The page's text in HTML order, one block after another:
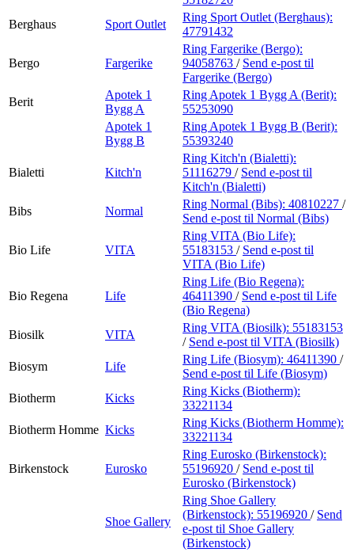
Berghaus
Sport Outlet
Ring Sport Outlet (Berghaus):
47791432
Bergo Fargerike
Ring Fargerike (Bergo):
94058763 / Send e-post til
Fargerike (Bergo)
Berit
Apotek 1
Bygg A
Ring Apotek 1 Bygg A (Berit):
55253090
Apotek 1
Bygg B
Ring Apotek 1 Bygg B (Berit):
55393240
Bialetti Kitch'n
Ring Kitch'n (Bialetti):
51116279 / Send e-post til
Kitch'n (Bialetti)
Bibs
Normal
Ring Normal (Bibs): 40810227 /
Send e-post til Normal (Bibs)
Bio Life VITA
Ring VITA (Bio Life):
55183153 / Send e-post til
VITA (Bio Life)
Bio Regena Life
Ring Life (Bio Regena):
46411390 / Send e-post til Life
(Bio Regena)
Biosilk
VITA
Ring VITA (Biosilk): 55183153
/ Send e-post til VITA (Biosilk)
Biosym
Life
Ring Life (Biosym): 46411390 /
Send e-post til Life (Biosym)
Biotherm
Kicks
Ring Kicks (Biotherm):
33221134
Biotherm Homme Kicks
Ring Kicks (Biotherm Homme):
33221134
Birkenstock Eurosko
Ring Eurosko (Birkenstock):
55196920 / Send e-post til
Eurosko (Birkenstock)
Shoe Gallery
Ring Shoe Gallery
(Birkenstock): 55196920 / Send
e-post til Shoe Gallery
(Birkenstock)